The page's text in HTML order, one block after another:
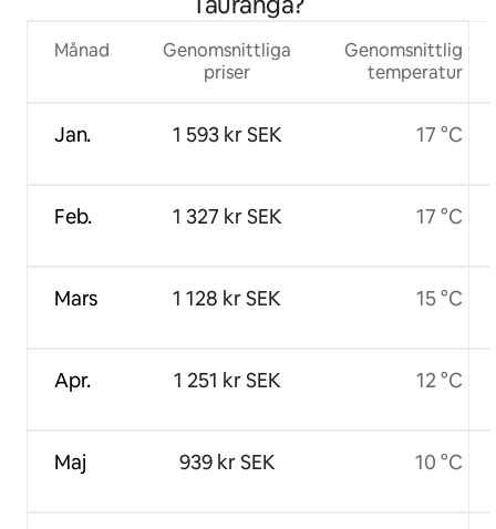
Månad
Jan.
Feb.
Mars
Apr.
Maj
Genomsnittliga
priser
1 593 kr SEK
1 327 kr SEK
1 128 kr SEK
1 251 kr SEK
939 kr SEK
Genomsnittlig
temperatur
17 °C
17 °C
15 °C
12 °C
10 °C